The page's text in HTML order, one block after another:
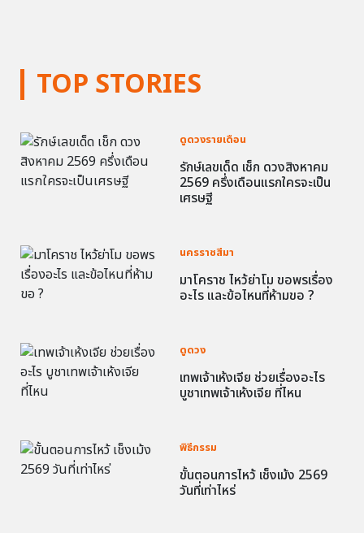
TOP STORIES
ดูดวงรายเดือน
รักษ์เลขเด็ด เช็ก ดวงสิงหาคม
2569 ครึ่งเดือนแรกใครจะเป็น
เศรษฐี
นครราชสีมา
มาโคราช ไหว้ย่าโม ขอพรเรื่อง
อะไร และข้อไหนที่ห้ามขอ ?
ดูดวง
เทพเจ้าเห้งเจีย ช่วยเรื่องอะไร
บูชาเทพเจ้าเห้งเจีย ที่ไหน
พิธีกรรม
ขั้นตอนการไหว้ เช็งเม้ง 2569
วันที่เท่าไหร่